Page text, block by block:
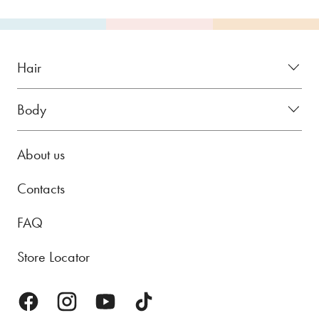
Hair
Body
About us
Contacts
FAQ
Store Locator